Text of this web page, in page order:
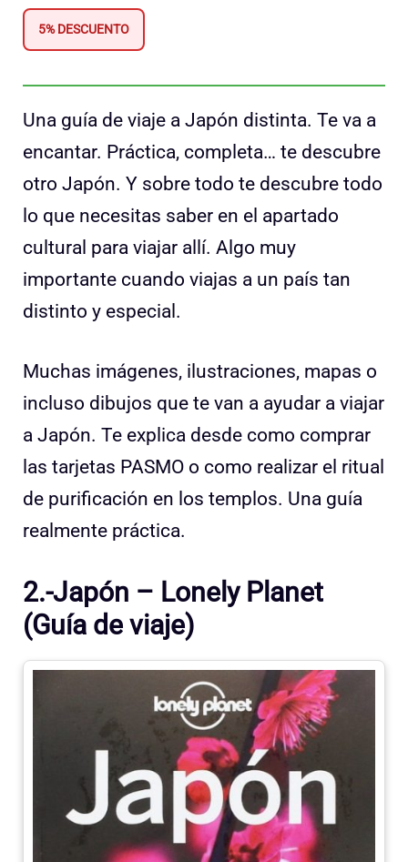
5% DESCUENTO
Una guía de viaje a Japón distinta. Te va a
encantar. Práctica, completa… te descubre
otro Japón. Y sobre todo te descubre todo
lo que necesitas saber en el apartado
cultural para viajar allí. Algo muy
importante cuando viajas a un país tan
distinto y especial.
Muchas imágenes, ilustraciones, mapas o
incluso dibujos que te van a ayudar a viajar
a Japón. Te explica desde como comprar
las tarjetas PASMO o como realizar el ritual
de purificación en los templos. Una guía
realmente práctica.
2.-Japón – Lonely Planet
(Guía de viaje)